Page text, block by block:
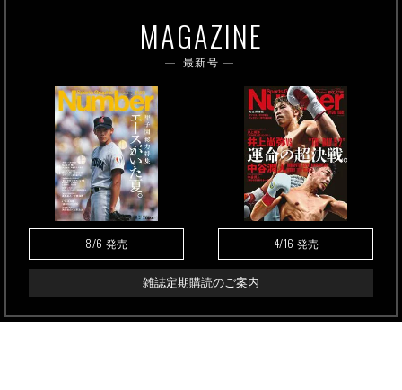
MAGAZINE
最新号
8/6 発売 4/16 発売
雑誌定期購読のご案内